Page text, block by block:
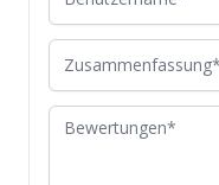
Zusammenfassung
Bewertungen